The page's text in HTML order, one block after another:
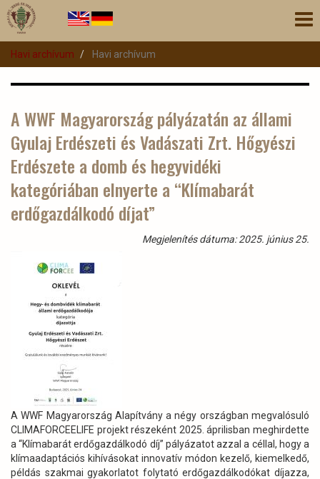
Ugrás
tartalomra
Havi archívum
Havi archívum
A WWF Magyarország pályázatán az állami
Gyulaj Erdészeti és Vadászati Zrt. Hőgyészi
Erdészete a domb és hegyvidéki
kategóriában elnyerte a “Klímabarát
erdőgazdálkodó díjat”
Megjelenítés dátuma: 2025. június 25.
A WWF Magyarország Alapítvány a négy országban megvalósuló
CLIMAFORCEELIFE projekt részeként 2025. áprilisban meghirdette
a “Klímabarát erdőgazdálkodó díj” pályázatot azzal a céllal, hogy a
klímaadaptációs kihívásokat innovatív módon kezelő, kiemelkedő,
példás szakmai gyakorlatot folytató erdőgazdálkodókat díjazza,